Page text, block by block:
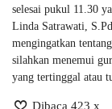
selesai pukul 11.30
Linda Satrawati,
mengingatkan
silahkan menemui
yang tertinggal atau
Dibaca 423 x